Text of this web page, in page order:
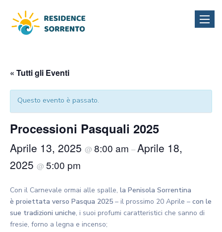
Toggle
« Tutti gli Eventi
Questo evento è passato.
Processioni Pasquali 2025
Aprile 13, 2025 @ 8:00 am –Aprile 18,
2025 @ 5:00 pm
Con il Carnevale ormai alle spalle, la Penisola Sorrentina
è proiettata verso Pasqua 2025 – il prossimo 20 Aprile – con le
sue tradizioni uniche, i suoi profumi caratteristici che sanno di
fresie, forno a legna e incenso;